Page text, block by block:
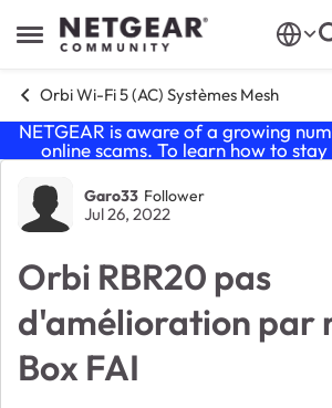
Open Side Menu
Skip to content
Orbi Wi-Fi 5 (AC) Systèmes Mesh
NETGEAR is aware of a growing
online scams. To learn how to
Forum Discussion
Garo33 Follower
Jul 26, 2022
Orbi RBR20 pas
d'amélioration par
Box FAI